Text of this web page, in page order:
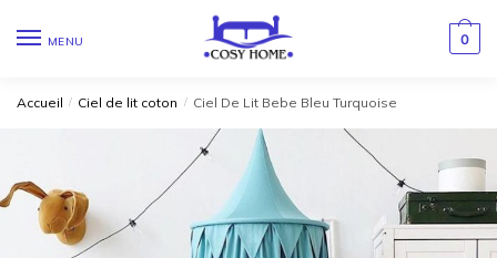
MENU 0
Accueil / Ciel de lit coton / Ciel De Lit Bebe Bleu Turquoise